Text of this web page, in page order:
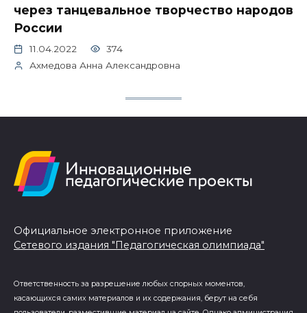
через танцевальное творчество народов
России
11.04.2022
374
Ахмедова Анна Александровна
Официальное электронное приложение
Сетевого издания "Педагогическая олимпиада"
Ответственность за разрешение любых спорных моментов,
касающихся самих материалов и их содержания, берут на себя